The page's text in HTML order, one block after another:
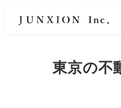
東京の不